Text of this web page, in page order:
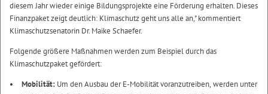
diesem Jahr wieder einige Bildungsprojekte eine Förderung erhalten. Dieses
Finanzpaket zeigt deutlich: Klimaschutz geht uns alle an," kommentiert
Klimaschutzsenatorin Dr. Maike Schaefer.
Folgende größere Maßnahmen werden zum Beispiel durch das
Klimaschutzpaket gefördert:
Mobilität: Um den Ausbau der E-Mobilität voranzutreiben, werden unter